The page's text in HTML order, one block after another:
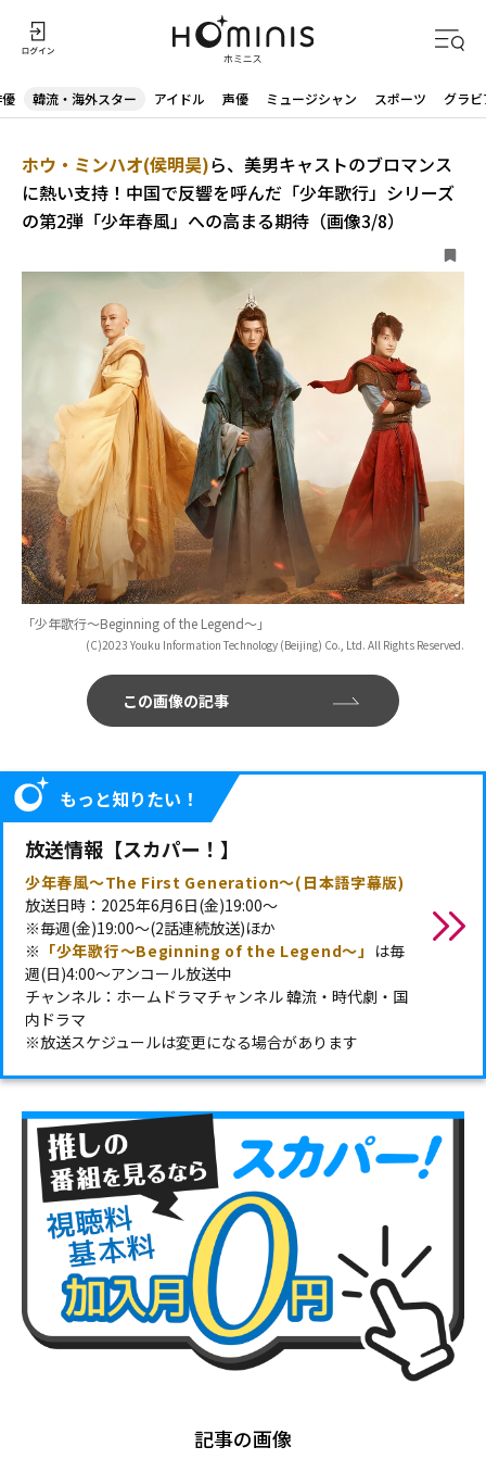
韓流・海外スター アイドル 声優 ミュージシャン スポーツ グラビ
ホウ・ミンハオ(侯明昊)ら、美男キャストのブロマンス
に熱い支持！中国で反響を呼んだ「少年歌行」シリーズ
の第2弾「少年春風」への高まる期待（画像3/8）
「少年歌行～Beginning of the Legend～」
(C)2023 Youku Information Technology (Beijing) Co., Ltd. All Rights Reserved.
この画像の記事
もっと知りたい！
放送情報【スカパー！】
少年春風～The First Generation～(日本語字幕版)
放送日時：2025年6月6日(金)19:00～
※毎週(金)19:00～(2話連続放送)ほか
※ 「少年歌行～Beginning of the Legend～」 は毎
週(日)4:00～アンコール放送中
チャンネル：ホームドラマチャンネル 韓流・時代劇・国
内ドラマ
※放送スケジュールは変更になる場合があります
記事の画像